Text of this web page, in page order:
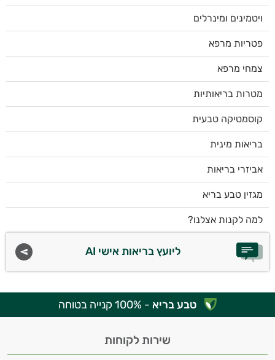
ויטמינים ומינרלים
פטריות מרפא
צמחי מרפא
מטרות בריאותיות
קוסמטיקה טבעית
בריאות מינית
אביזרי בריאות
מגזין טבע בריא
למה לקנות אצלנו?
ליועץ בריאות אישי AI
טבע בריא - 100% קנייה בטוחה
שירות לקוחות